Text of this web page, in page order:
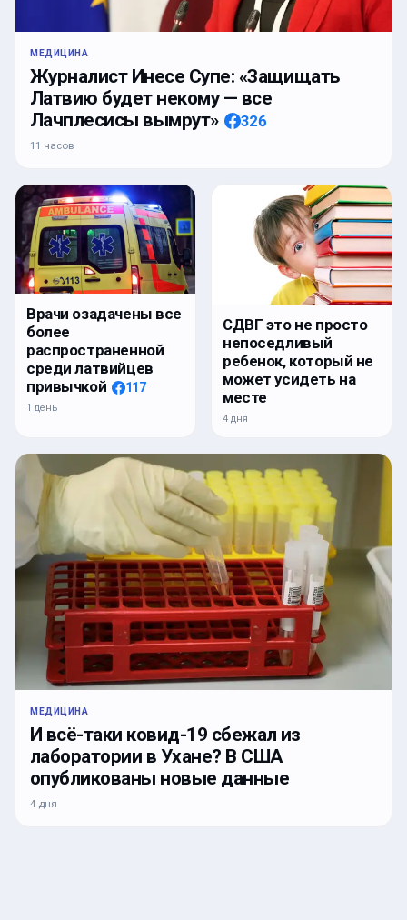
МЕДИЦИНА
Журналист Инесе Супе: «Защищать
Латвию будет некому — все
Лачплесисы вымрут»
326
11 часов
Врачи озадачены все
более
распространенной
среди латвийцев
привычкой
117
1 день
СДВГ это не просто
непоседливый
ребенок, который не
может усидеть на
месте
4 дня
МЕДИЦИНА
И всё-таки ковид-19 сбежал из
лаборатории в Ухане? В США
опубликованы новые данные
4 дня